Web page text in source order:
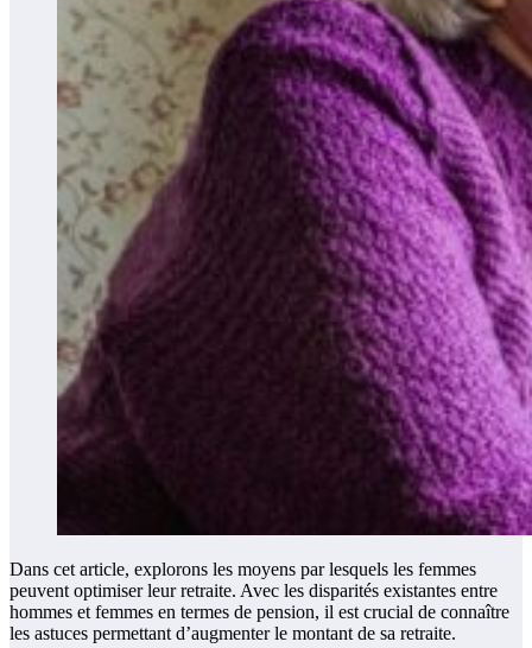
Dans cet article, explorons les moyens par lesquels les femmes
peuvent optimiser leur retraite. Avec les disparités existantes entre
hommes et femmes en termes de pension, il est crucial de connaître
les astuces permettant d’augmenter le montant de sa retraite.